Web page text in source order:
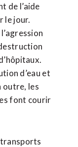
de l’aide
le jour.
d’eau et
outre, les
font courir
transports